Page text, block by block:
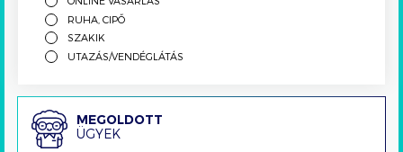
RUHA, CIPŐ
SZAKIK
UTAZÁS/VENDÉGLÁTÁS
Megoldott
ügyek
MEGOLDOTT
ÜGYEK